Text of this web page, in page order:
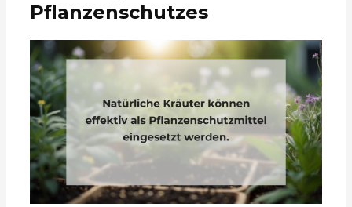
Pflanzenschutzes